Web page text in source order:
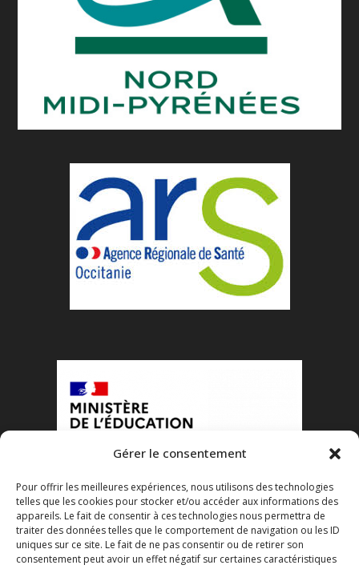
Gérer le consentement
Pour offrir les meilleures expériences, nous utilisons des technologies
telles que les cookies pour stocker et/ou accéder aux informations des
appareils. Le fait de consentir à ces technologies nous permettra de
traiter des données telles que le comportement de navigation ou les ID
uniques sur ce site. Le fait de ne pas consentir ou de retirer son
consentement peut avoir un effet négatif sur certaines caractéristiques